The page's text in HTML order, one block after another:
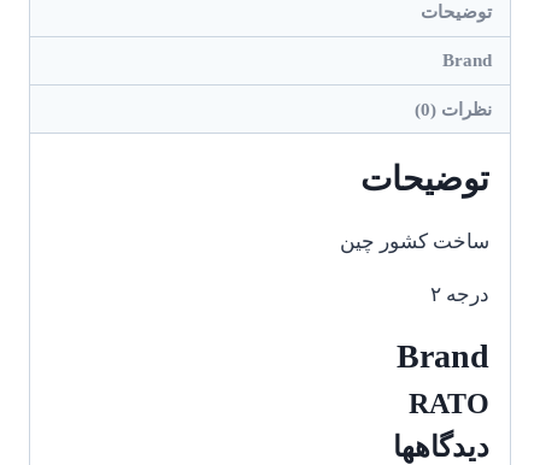
توضیحات
Brand
نظرات (0)
توضیحات
ساخت کشور چین
درجه ۲
Brand
RATO
دیدگاهها